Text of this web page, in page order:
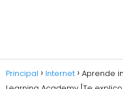
Principal Internet
Aprende